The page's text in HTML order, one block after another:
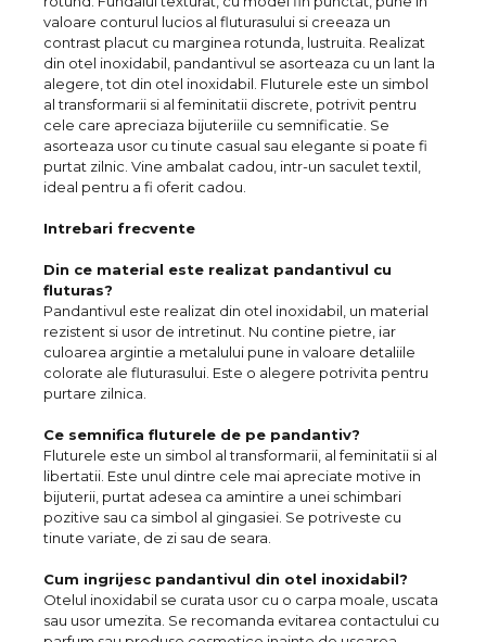
valoare conturul lucios al fluturasului si creeaza un
contrast placut cu marginea rotunda, lustruita. Realizat
din otel inoxidabil, pandantivul se asorteaza cu un lant la
alegere, tot din otel inoxidabil. Fluturele este un simbol
al transformarii si al feminitatii discrete, potrivit pentru
cele care apreciaza bijuteriile cu semnificatie. Se
asorteaza usor cu tinute casual sau elegante si poate fi
purtat zilnic. Vine ambalat cadou, intr-un saculet textil,
ideal pentru a fi oferit cadou.
Intrebari frecvente
Din ce material este realizat pandantivul cu
fluturas?
Pandantivul este realizat din otel inoxidabil, un material
rezistent si usor de intretinut. Nu contine pietre, iar
culoarea argintie a metalului pune in valoare detaliile
colorate ale fluturasului. Este o alegere potrivita pentru
purtare zilnica.
Ce semnifica fluturele de pe pandantiv?
Fluturele este un simbol al transformarii, al feminitatii si al
libertatii. Este unul dintre cele mai apreciate motive in
bijuterii, purtat adesea ca amintire a unei schimbari
pozitive sau ca simbol al gingasiei. Se potriveste cu
tinute variate, de zi sau de seara.
Cum ingrijesc pandantivul din otel inoxidabil?
Otelul inoxidabil se curata usor cu o carpa moale, uscata
sau usor umezita. Se recomanda evitarea contactului cu